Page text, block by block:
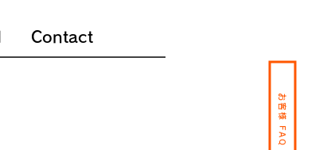
お客様 FAQ
Contact